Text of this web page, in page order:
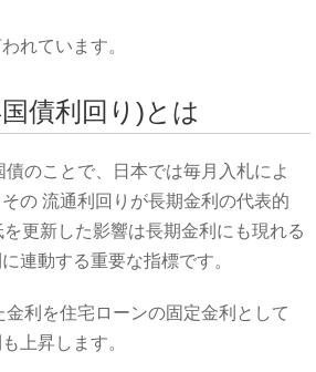
れています。
債利回り)とは
のことで、日本では毎月入札によ
の 流通利回りが長期金利の代表的
更新した影響は長期金利にも現れる
連動する重要な指標です。
利を住宅ローンの固定金利として
上昇します。